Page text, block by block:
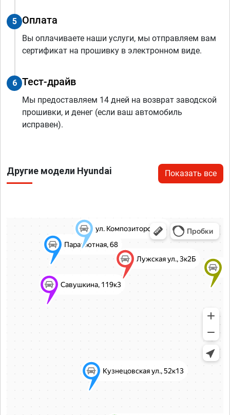
5 Оплата
Вы оплачиваете наши услуги, мы отправляем вам
сертификат на прошивку в электронном виде.
6 Тест-драйв
Мы предоставляем 14 дней на возврат заводской
прошивки, и денег (если ваш автомобиль
исправен).
Другие модели Hyundai Показать все